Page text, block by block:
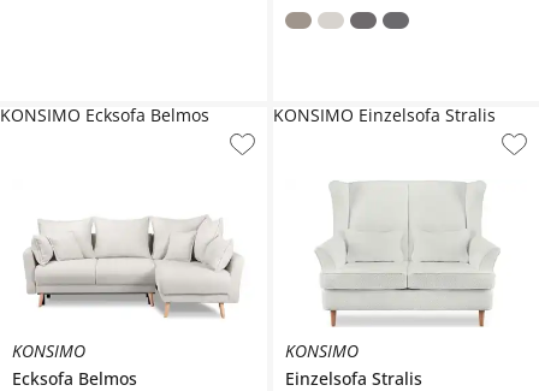
KONSIMO
Ecksofa Belmos
KONSIMO Ecksofa Belmos
KONSIMO
Einzelsofa Stralis
KONSIMO Einzelsofa Stralis